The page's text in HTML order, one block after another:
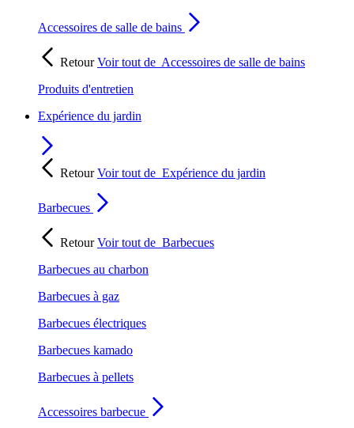
Accessoires de salle de bains
RetourVoir tout de Accessoires de salle de bains
Produits d'entretien
Expérience du jardin
RetourVoir tout de Expérience du jardin
Barbecues
RetourVoir tout de Barbecues
Barbecues au charbon
Barbecues à gaz
Barbecues électriques
Barbecues kamado
Barbecues à pellets
Accessoires barbecue